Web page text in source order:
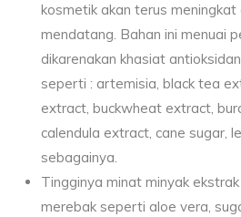
kosmetik akan terus meningkat
mendatang. Bahan ini menuai
dikarenakan khasiat
seperti : artemisia, black tea
extract, buckwheat extract,
calendula extract, cane sugar,
sebagainya.
Tingginya minat minyak
merebak seperti aloe vera,